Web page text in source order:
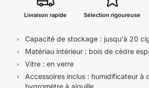
Livraison rapide Sélection rigoureuse
Capacité de stockage : jusqu'à 20
Matériau intérieur : bois de cèdre
Vitre : en verre
Accessoires inclus : humidificateur à
hygromètre à aiguille